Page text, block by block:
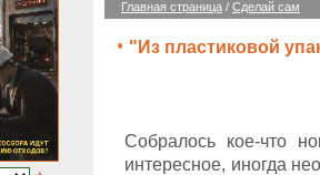
Главная страница / Сделай сам
"Из пластиковой
Собралось кое-что
интересное, иногда